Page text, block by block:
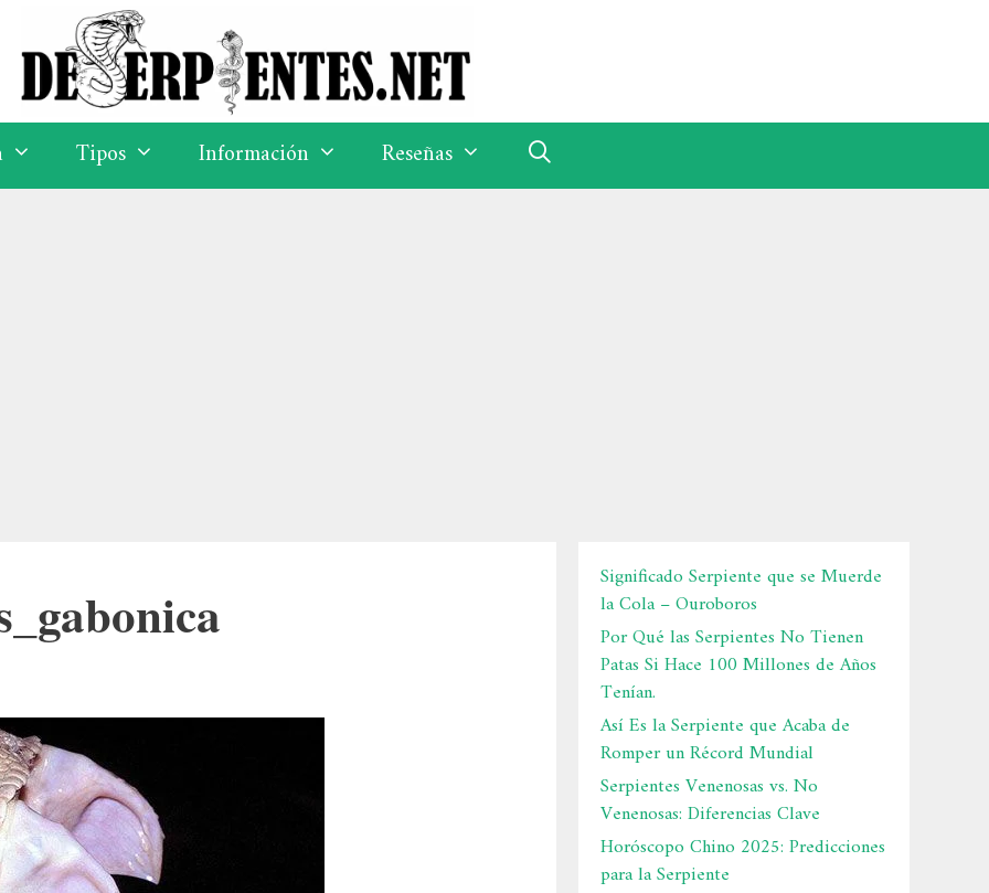
Tipos Información Reseñas
Significado Serpiente que se Muerde
la Cola – Ouroboros
Por Qué las Serpientes No Tienen
Patas Si Hace 100 Millones de Años
Tenían.
Así Es la Serpiente que Acaba de
Romper un Récord Mundial
Serpientes Venenosas vs. No
Venenosas: Diferencias Clave
Horóscopo Chino 2025: Predicciones
para la Serpiente